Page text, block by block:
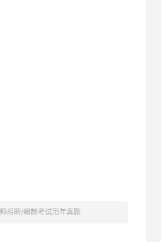
招聘/编制考试历年真题